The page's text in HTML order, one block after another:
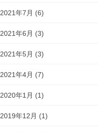
2021年7月 (6)
2021年6月 (3)
2021年5月 (3)
2021年4月 (7)
2020年1月 (1)
2019年12月 (1)